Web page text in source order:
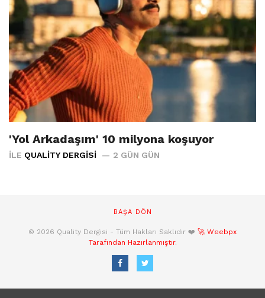
'Yol Arkadaşım' 10 milyona koşuyor
İLE QUALITY DERGISI 2 GÜN GÜN
BAŞA DÖN
© 2026 Quality Dergisi - Tüm Hakları Saklıdır ❤️ 🚀 Weebpx
Tarafından Hazırlanmıştır.